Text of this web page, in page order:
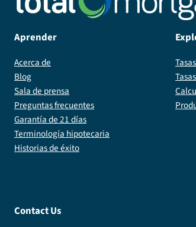
Aprender
Acerca de
Blog
Sala de prensa
Preguntas frecuentes
Garantía de 21 días
Terminología hipotecaria
Historias de éxito
Contact Us